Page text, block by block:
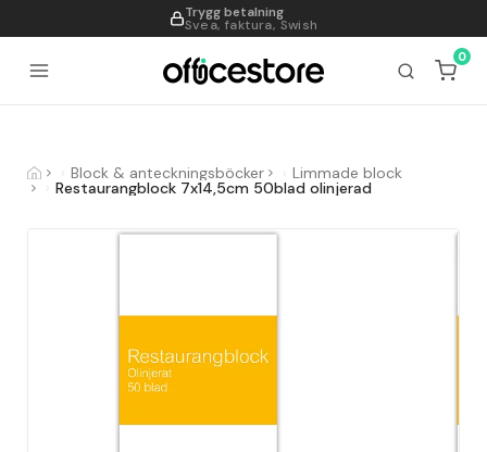
Trygg betalning
Svea, faktura, Swish
995
0
Block & anteckningsböcker Limmade block
Restaurangblock 7x14,5cm 50blad olinjerad